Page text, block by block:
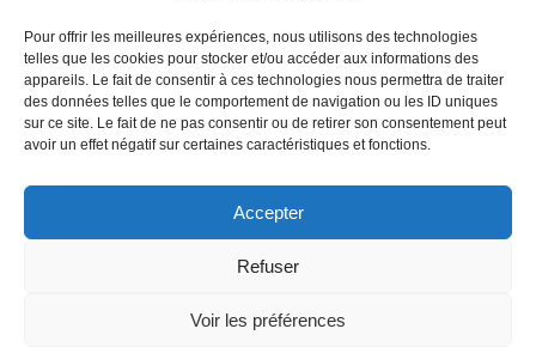
Pour offrir les meilleures expériences, nous utilisons des technologies
telles que les cookies pour stocker et/ou accéder aux informations des
appareils. Le fait de consentir à ces technologies nous permettra de traiter
des données telles que le comportement de navigation ou les ID uniques
sur ce site. Le fait de ne pas consentir ou de retirer son consentement peut
avoir un effet négatif sur certaines caractéristiques et fonctions.
Accepter
Refuser
Voir les préférences
Politique de confidentialité
Sites partenaires
5Façades
Atrium Patrimoine
L'Atelier Bois